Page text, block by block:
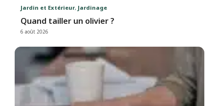
Jardin et Extérieur, Jardinage
Quand tailler un olivier ?
6 août 2026